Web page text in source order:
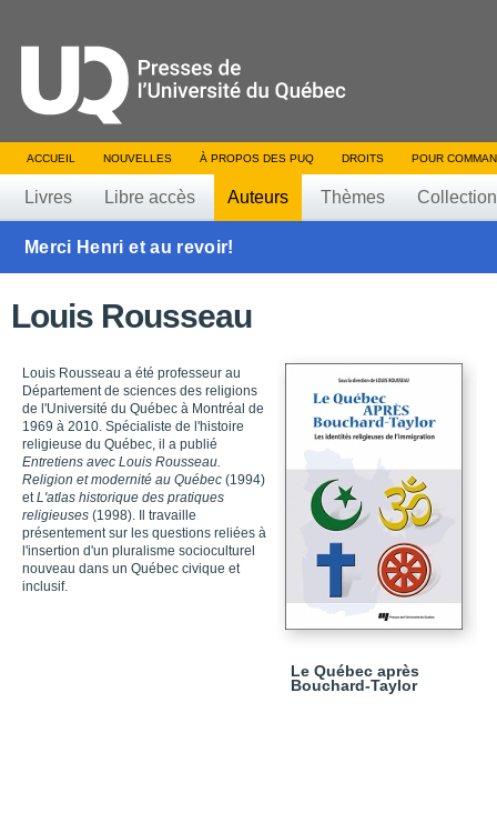
ACCUEIL NOUVELLES À PROPOS DES PUQ DROITS POUR
Livres Libre accès Auteurs Thèmes
Merci Henri et au revoir!
Louis Rousseau
Louis Rousseau a été professeur au
Département de sciences des religions
de l'Université du Québec à Montréal de
1969 à 2010. Spécialiste de l'histoire
religieuse du Québec, il a publié
Entretiens avec Louis Rousseau.
Religion et modernité au Québec (1994)
etL'atlas historique des pratiques
religieuses (1998). Il travaille
présentement sur les questions reliées à
l'insertion d'un pluralisme socioculturel
nouveau dans un Québec civique et
inclusif.
Le Québec après
Bouchard-Taylor